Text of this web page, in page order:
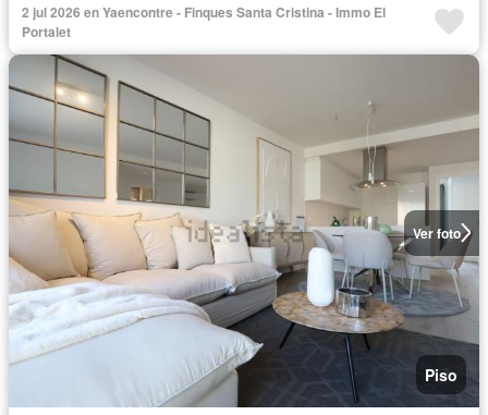
2 jul 2026 en Yaencontre - Finques Santa Cristina - Immo El
Portalet
Ver foto
Piso